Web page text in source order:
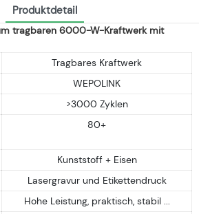
Produktdetail
tragbaren 6000-W-Kraftwerk mit
Tragbares Kraftwerk
WEPOLINK
>3000 Zyklen
80+
Kunststoff + Eisen
Lasergravur und Etikettendruck
Hohe Leistung, praktisch, stabil ...